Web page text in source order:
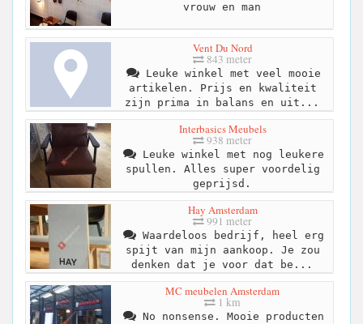
vrouw en man
Vent Du Nord
843 meter
Leuke winkel met veel mooie
artikelen. Prijs en kwaliteit
zijn prima in balans en uit...
Interbasics Meubels
938 meter
Leuke winkel met nog leukere
spullen. Alles super voordelig
geprijsd.
Hay Amsterdam
991 meter
Waardeloos bedrijf, heel erg
spijt van mijn aankoop. Je zou
denken dat je voor dat be...
MC meubelen Amsterdam
1 km
No nonsense. Mooie producten